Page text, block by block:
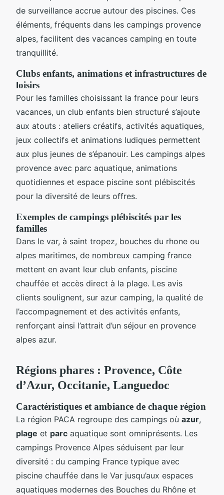
de surveillance accrue autour des piscines. Ces
éléments, fréquents dans les campings provence
alpes, facilitent des vacances camping en toute
tranquillité.
Clubs enfants, animations et infrastructures de
loisirs
Pour les familles choisissant la france pour leurs
vacances, un club enfants bien structuré s’ajoute
aux atouts : ateliers créatifs, activités aquatiques,
jeux collectifs et animations ludiques permettent
aux plus jeunes de s’épanouir. Les campings alpes
provence avec parc aquatique, animations
quotidiennes et espace piscine sont plébiscités
pour la diversité de leurs offres.
Exemples de campings plébiscités par les
familles
Dans le var, à saint tropez, bouches du rhone ou
alpes maritimes, de nombreux camping france
mettent en avant leur club enfants, piscine
chauffée et accès direct à la plage. Les avis
clients soulignent, sur azur camping, la qualité de
l’accompagnement et des activités enfants,
renforçant ainsi l’attrait d’un séjour en provence
alpes azur.
Régions phares : Provence, Côte
d’Azur, Occitanie, Languedoc
Caractéristiques et ambiance de chaque région
La région PACA regroupe des campings où azur,
plage et parc aquatique sont omniprésents. Les
campings Provence Alpes séduisent par leur
diversité : du camping France typique avec
piscine chauffée dans le Var jusqu’aux espaces
aquatiques modernes des Bouches du Rhône et